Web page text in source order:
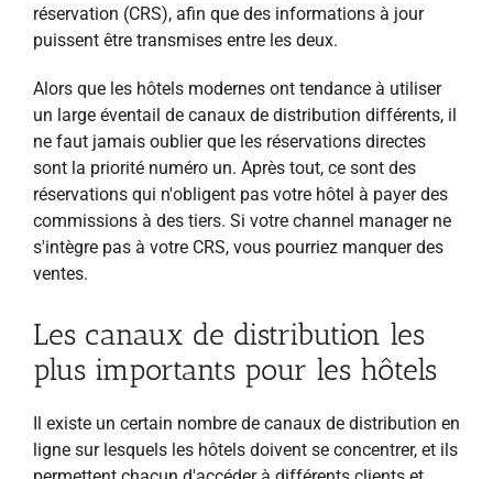
réservation (CRS), afin que des informations à jour
puissent être transmises entre les deux.
Alors que les hôtels modernes ont tendance à utiliser
un large éventail de canaux de distribution différents, il
ne faut jamais oublier que les réservations directes
sont la priorité numéro un. Après tout, ce sont des
réservations qui n'obligent pas votre hôtel à payer des
commissions à des tiers. Si votre channel manager ne
s'intègre pas à votre CRS, vous pourriez manquer des
ventes.
Les canaux de distribution les
plus importants pour les hôtels
Il existe un certain nombre de canaux de distribution en
ligne sur lesquels les hôtels doivent se concentrer, et ils